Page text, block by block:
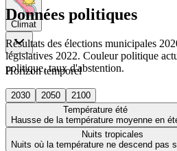
Climat
Horizon temporel
2030 2050
2100
Température été
Hausse de la température moyenne en
Nuits tropicales
Nuits où la température ne descend pas
Données politiques
Résultats des élections municipales
législatives 2022. Couleur politique
politique, taux d'abstention.